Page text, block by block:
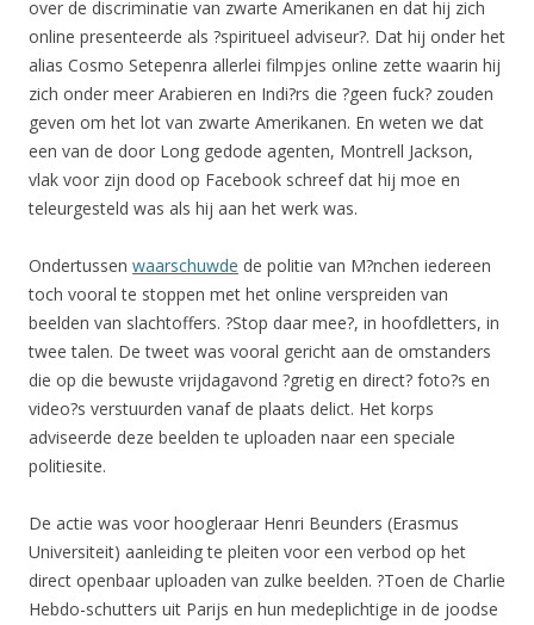
over de discriminatie van zwarte Amerikanen en dat hij zich
online presenteerde als ?spiritueel adviseur?. Dat hij onder het
alias Cosmo Setepenra allerlei filmpjes online zette waarin hij
zich onder meer Arabieren en Indi?rs die ?geen fuck? zouden
geven om het lot van zwarte Amerikanen. En weten we dat
een van de door Long gedode agenten, Montrell Jackson,
vlak voor zijn dood op Facebook schreef dat hij moe en
teleurgesteld was als hij aan het werk was.
Ondertussen waarschuwde de politie van M?nchen iedereen
toch vooral te stoppen met het online verspreiden van
beelden van slachtoffers. ?Stop daar mee?, in hoofdletters, in
twee talen. De tweet was vooral gericht aan de omstanders
die op die bewuste vrijdagavond ?gretig en direct? foto?s en
video?s verstuurden vanaf de plaats delict. Het korps
adviseerde deze beelden te uploaden naar een speciale
politiesite.
De actie was voor hoogleraar Henri Beunders (Erasmus
Universiteit) aanleiding te pleiten voor een verbod op het
direct openbaar uploaden van zulke beelden. ?Toen de Charlie
Hebdo-schutters uit Parijs en hun medeplichtige in de joodse